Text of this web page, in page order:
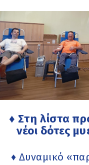
♦ Στη λίστα
νέοι δότες
♦ Δυναμικό